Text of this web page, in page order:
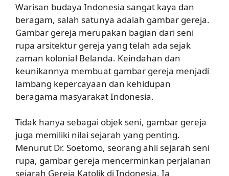
Warisan budaya Indonesia sangat kaya dan
beragam, salah satunya adalah gambar gereja.
Gambar gereja merupakan bagian dari seni
rupa arsitektur gereja yang telah ada sejak
zaman kolonial Belanda. Keindahan dan
keunikannya membuat gambar gereja menjadi
lambang kepercayaan dan kehidupan
beragama masyarakat Indonesia.
Tidak hanya sebagai objek seni, gambar gereja
juga memiliki nilai sejarah yang penting.
Menurut Dr. Soetomo, seorang ahli sejarah seni
rupa, gambar gereja mencerminkan perjalanan
sejarah Gereja Katolik di Indonesia. Ia